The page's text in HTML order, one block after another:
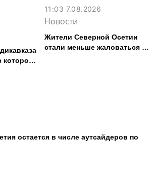
остается в числе аутсайдеров по
которой
11:03 7.08.2026
Новости
Жители Северной Осетии
стали меньше жаловаться на